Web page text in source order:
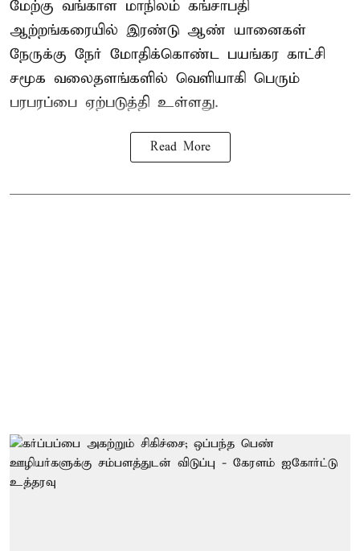
மேற்கு வங்காள மாநிலம் கங்சாபதி
ஆற்றங்கரையில் இரண்டு ஆண் யானைகள்
நேருக்கு நேர் மோதிக்கொண்ட பயங்கர காட்சி
சமூக வலைதளங்களில் வெளியாகி பெரும்
பரபரப்பை ஏற்படுத்தி உள்ளது.
Read More